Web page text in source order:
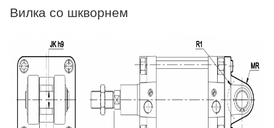
Вилка со шкворнем